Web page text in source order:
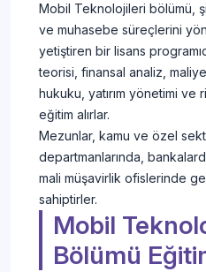
Mobil Teknolojileri bölümü,
ve muhasebe süreçlerini
yetiştiren bir lisans
teorisi, finansal analiz,
hukuku, yatırım yönetimi
eğitim alırlar.
Mezunlar, kamu ve özel
departmanlarında,
mali müşavirlik ofislerinde
sahiptirler.
Mobil
Bölümü